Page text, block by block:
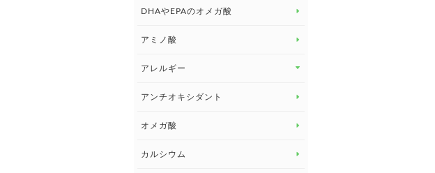
DHAやEPAのオメガ酸
アミノ酸
アレルギー
アレルギー トップ
アンチオキシダント
オメガ酸
カルシウム